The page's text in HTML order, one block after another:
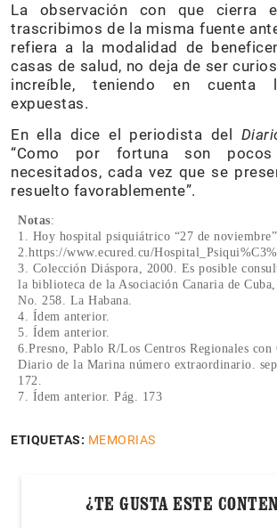
La observación con que cierra
trascribimos de la misma fuente
refiera a la modalidad de
casas de salud, no deja de ser
increíble, teniendo en cuenta
expuestas.
En ella dice el periodista del
“Como por fortuna son
necesitados, cada vez que se
resuelto favorablemente”.
Notas:
1. Hoy hospital psiquiátrico “27 de
2.https://www.ecured.cu/
3. Colección Diáspora, 2000. Es posible
la biblioteca de la Asociación Canaria de
No. 258. La Habana.
4. Ídem anterior.
5. Ídem anterior.
6.Presno, Pablo R/Los Centros Regionales con
Diario de la Marina número extraordinario.
172.
7. Ídem anterior. Pág. 173
ETIQUETAS: MEMORIAS
¿TE GUSTA ESTE